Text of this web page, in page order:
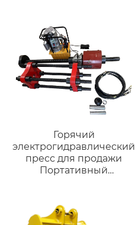
Гидравлический
отбойный молоток
Горячий
электрогидравлический
пресс для продажи
Портативный
Для удаления
гусеничных штифтов